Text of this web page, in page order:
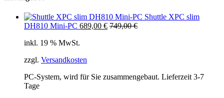
Shuttle XPC slim
DH810 Mini-PC 689,00 € 749,00€
inkl. 19 % MwSt.
zzgl. Versandkosten
PC-System, wird für Sie zusammengebaut. Lieferzeit 3-7
Tage